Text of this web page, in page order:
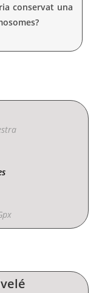
conservat una